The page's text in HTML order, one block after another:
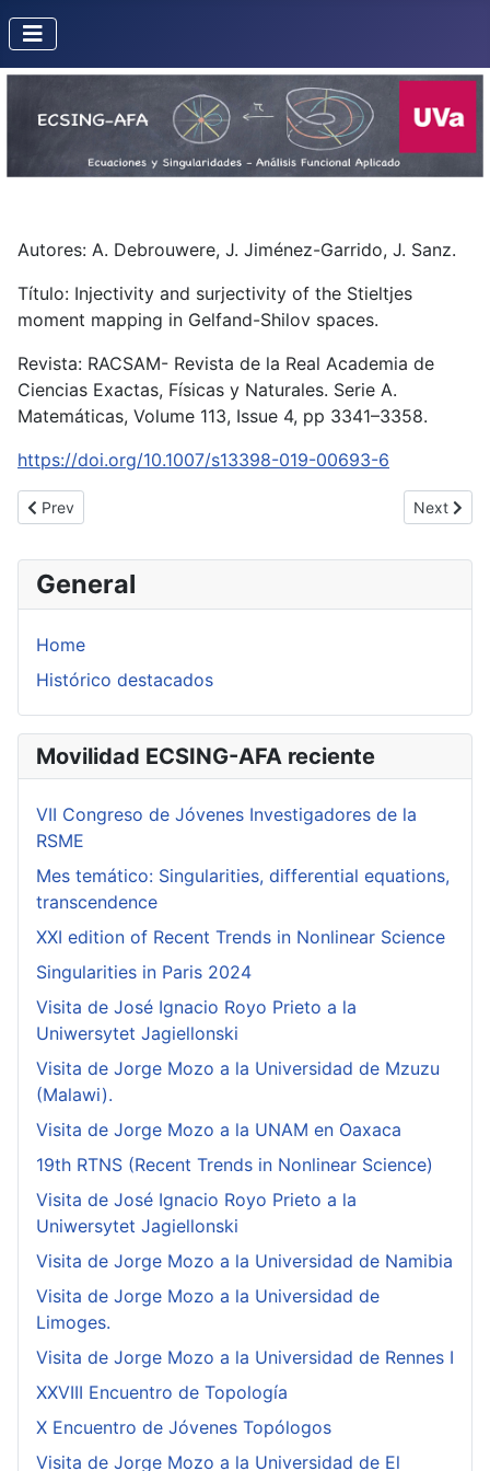
General
Home
Histórico destacados
Movilidad ECSING-AFA reciente
VII Congreso de Jóvenes Investigadores de la
RSME
Mes temático: Singularities, differential equations,
transcendence
XXI edition of Recent Trends in Nonlinear Science
Singularities in Paris 2024
Visita de José Ignacio Royo Prieto a la
Uniwersytet Jagiellonski
Visita de Jorge Mozo a la Universidad de Mzuzu
(Malawi).
Visita de Jorge Mozo a la UNAM en Oaxaca
19th RTNS (Recent Trends in Nonlinear Science)
Visita de José Ignacio Royo Prieto a la
Uniwersytet Jagiellonski
Visita de Jorge Mozo a la Universidad de Namibia
Visita de Jorge Mozo a la Universidad de
Limoges.
Visita de Jorge Mozo a la Universidad de Rennes I
XXVIII Encuentro de Topología
X Encuentro de Jóvenes Topólogos
Visita de Jorge Mozo a la Universidad de El
Autores: A. Debrouwere, J. Jiménez-Garrido, J. Sanz.
Título: Injectivity and surjectivity of the Stieltjes
moment mapping in Gelfand-Shilov spaces.
Revista: RACSAM- Revista de la Real Academia de
Ciencias Exactas, Físicas y Naturales. Serie A.
Matemáticas, Volume 113, Issue 4, pp 3341–3358.
https://doi.org/10.1007/s13398-019-00693-6
Previous article: Local polar invariants for plane singular
Prev Next
Next